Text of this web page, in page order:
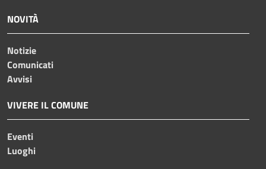
NOVITÀ
Notizie
Comunicati
Avvisi
VIVERE IL COMUNE
Eventi
Luoghi